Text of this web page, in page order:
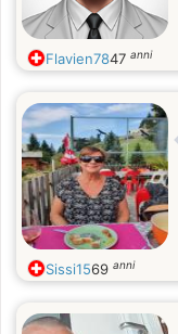
Flavien7847 anni
Sissi1569 anni